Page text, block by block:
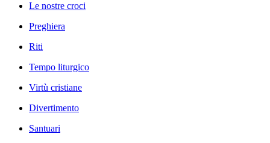
Le nostre croci
Preghiera
Riti
Tempo liturgico
Virtù cristiane
Divertimento
Santuari